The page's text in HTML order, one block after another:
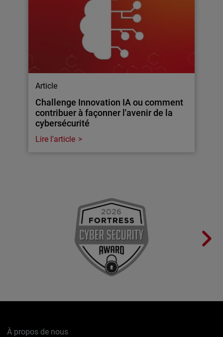
Article
Challenge Innovation IA ou comment
contribuer à façonner l'avenir de la
cybersécurité
Lire l'article
À propos de nous